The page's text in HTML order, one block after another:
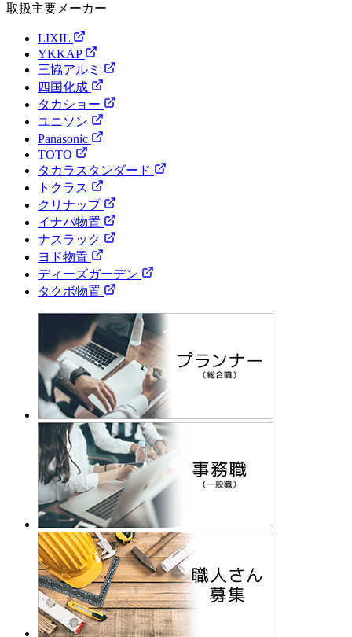
取扱主要メーカー
LIXIL
YKKAP
三協アルミ
四国化成
タカショー
ユニソン
Panasonic
TOTO
タカラスタンダード
トクラス
クリナップ
イナバ物置
ナスラック
ヨド物置
ディーズガーデン
タクボ物置